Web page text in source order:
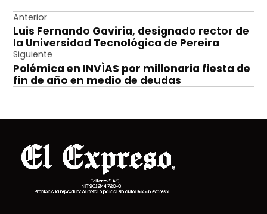
Navegación
de
entradas
Anterior
Luis Fernando Gaviria, designado rector de
la Universidad Tecnológica de Pereira
Siguiente
Polémica en INVÌAS por millonaria fiesta de
fin de año en medio de deudas